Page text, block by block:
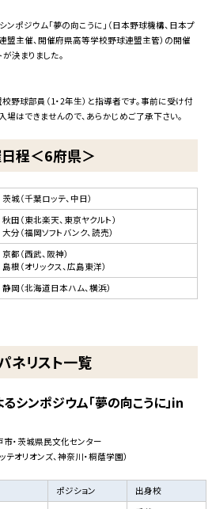
ポジウム「夢の向こうに」（日本野球機構、日本プ
盟主催、開催府県高等学校野球連盟主管）の開催
決まりました。
球部員（1・2年生）と指導者です。事前に受け付
はできませんので、あらかじめご了承下さい。
程＜6府県＞
茨城（千葉ロッテ、中日）
秋田（東北楽天、東京ヤクルト）
大分（福岡ソフトバンク、読売）
京都（西武、阪神）
島根（オリックス、広島東洋）
静岡（北海道日本ハム、横浜）
ネリスト一覧
シンポジウム「夢の向こうに」in
・茨城県民文化センター
オリオンズ、神奈川・桐蔭学園）
ポジション 出身校